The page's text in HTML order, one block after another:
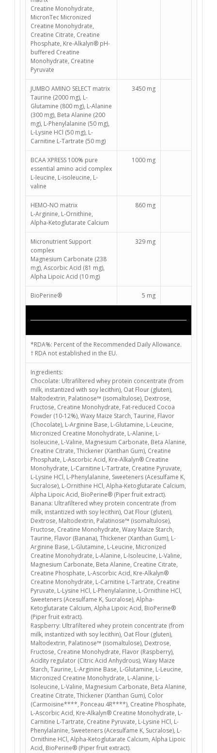
Creatine Monohydrate,
MicronTec Micronized
Creatine Monohydrate,
Creatine Citrate, Creatine
Phosphate, Kre-Alkalyn® pH-
buffered Creatine
Monohydrate, Creatine
Pyruvate
JUMBO AMINO SELECT matrix
Taurine (2000 mg), L-
Glutamine (800 mg), L-Alanine
(300 mg), Beta Alanine (200
mg), L-Phenylalanine (50 mg),
L-Lysine HCl (50 mg), L-
Carnitine L-Tartrate (50 mg)
3450 mg
BCAA XPRESS 100% pure
essential amino acid complex
L-leucine, L-isoleucine, L-
valine
1000 mg
HEMO-NO matrix
L-Arginine, L-Ornithine,
Alpha-Ketoglutarate Calcium
860 mg
Micronutrient Support
complex
Magnesium Carbonate (238
mg), Ascorbic Acid (81 mg),
Alpha Lipoic Acid (10 mg)
329 mg
BioPerine® 5 mg
*RDA%: Percent of the Recommended Daily Allowance.
† RDA not established in the EU.
Ingredients:
Chocolate: Ultrafiltered whey protein concentrate (from
milk, instantized with soy lecithin), Oat Flour (gluten),
Maltodextrin, Palatinose™ (isomaltulose), Dextrose,
Fructose, Creatine Monohydrate, Fat-reduced Cocoa
Powder (10-12%), Waxy Maize Starch, Taurine, Flavor
(Chocolate), L-Arginine Base, L-Glutamine, L-Leucine,
Micronized Creatine Monohydrate, L-Alanine, L-
Isoleucine, L-Valine, Magnesium Carbonate, Beta Alanine,
Creatine Citrate, Thickener (Xanthan Gum), Creatine
Phosphate, L-Ascorbic Acid, Kre-Alkalyn® Creatine
Monohydrate, L-Carnitine L-Tartrate, Creatine Pyruvate,
L-Lysine HCl, L-Phenylalanine, Sweeteners (Acesulfame K,
Sucralose), L-Ornithine HCl, Alpha-Ketoglutarate Calcium,
Alpha Lipoic Acid, BioPerine® (Piper fruit extract).
Banana: Ultrafiltered whey protein concentrate (from
milk, instantized with soy lecithin), Oat Flour (gluten),
Dextrose, Maltodextrin, Palatinose™ (isomaltulose),
Fructose, Creatine Monohydrate, Waxy Maize Starch,
Taurine, Flavor (Banana), Thickener (Xanthan Gum), L-
Arginine Base, L-Glutamine, L-Leucine, Micronized
Creatine Monohydrate, L-Alanine, L-Isoleucine, L-Valine,
Magnesium Carbonate, Beta Alanine, Creatine Citrate,
Creatine Phosphate, L-Ascorbic Acid, Kre-Alkalyn®
Creatine Monohydrate, L-Carnitine L-Tartrate, Creatine
Pyruvate, L-Lysine HCl, L-Phenylalanine, L-Ornithine HCl,
Sweeteners (Acesulfame K, Sucralose), Alpha-
Ketoglutarate Calcium, Alpha Lipoic Acid, BioPerine®
(Piper fruit extract).
Raspberry: Ultrafiltered whey protein concentrate (from
milk, instantized with soy lecithin), Oat Flour (gluten),
Maltodextrin, Palatinose™ (isomaltulose), Dextrose,
Fructose, Creatine Monohydrate, Flavor (Raspberry),
Acidity regulator (Citric Acid Anhydrous), Waxy Maize
Starch, Taurine, L-Arginine Base, L-Glutamine, L-Leucine,
Micronized Creatine Monohydrate, L-Alanine, L-
Isoleucine, L-Valine, Magnesium Carbonate, Beta Alanine,
Creatine Citrate, Thickener (Xanthan Gum), Color
(Carmoisine****, Ponceau 4R****), Creatine Phosphate,
L-Ascorbic Acid, Kre-Alkalyn® Creatine Monohydrate, L-
Carnitine L-Tartrate, Creatine Pyruvate, L-Lysine HCl, L-
Phenylalanine, Sweeteners (Acesulfame K, Sucralose), L-
Ornithine HCl, Alpha-Ketoglutarate Calcium, Alpha Lipoic
Acid, BioPerine® (Piper fruit extract).